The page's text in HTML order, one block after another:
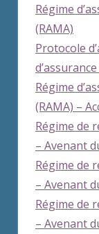
Régime
(RAMA)
Protocole
Régime
(RAMA) –
Régime de
– Avenant
Régime de
– Avenant
Régime de
– Avenant